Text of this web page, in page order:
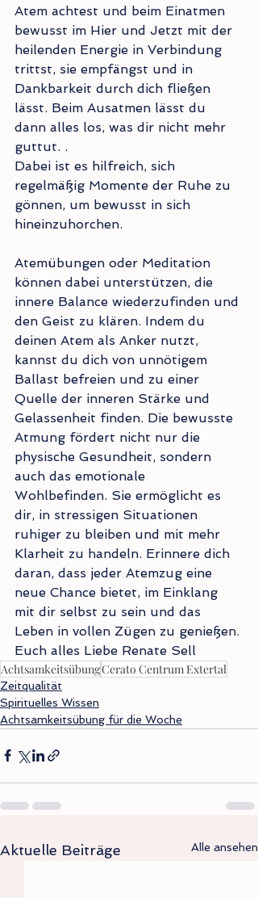
Atem achtest und beim Einatmen
bewusst im Hier und Jetzt mit der
heilenden Energie in Verbindung
trittst, sie empfängst und in
Dankbarkeit durch dich fließen
lässt. Beim Ausatmen lässt du
dann alles los, was dir nicht mehr
guttut. .
Dabei ist es hilfreich, sich
regelmäßig Momente der Ruhe zu
gönnen, um bewusst in sich
hineinzuhorchen.
Atemübungen oder Meditation
können dabei unterstützen, die
innere Balance wiederzufinden und
den Geist zu klären. Indem du
deinen Atem als Anker nutzt,
kannst du dich von unnötigem
Ballast befreien und zu einer
Quelle der inneren Stärke und
Gelassenheit finden. Die bewusste
Atmung fördert nicht nur die
physische Gesundheit, sondern
auch das emotionale
Wohlbefinden. Sie ermöglicht es
dir, in stressigen Situationen
ruhiger zu bleiben und mit mehr
Klarheit zu handeln. Erinnere dich
daran, dass jeder Atemzug eine
neue Chance bietet, im Einklang
mit dir selbst zu sein und das
Leben in vollen Zügen zu genießen.
Euch alles Liebe Renate Sell
AchtsamkeitsübungCerato Centrum Extertal
Zeitqualität
Spirituelles Wissen
Achtsamkeitsübung für die Woche
Aktuelle Beiträge Alle ansehen